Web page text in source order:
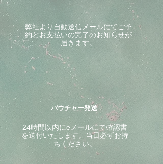
​弊社より自動送信メールにてご予
約とお支払いの完了のお知らせが
届きます。
バウチャー発送
24時間以内にeメールにて確認書
を送付いたします。当日必ずお持
ちください。